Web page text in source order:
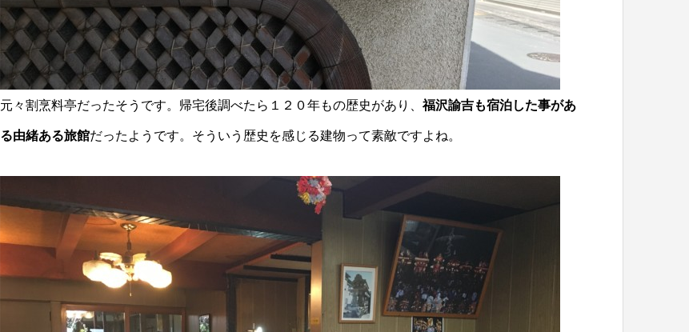
元々割烹料亭だったそうです。帰宅後調べたら１２０年もの歴史があり、福沢諭吉も宿泊した事があ
る由緒ある旅館だったようです。そういう歴史を感じる建物って素敵ですよね。